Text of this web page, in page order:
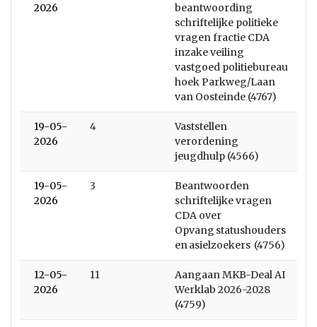
2026
beantwoording
schriftelijke politieke
vragen fractie CDA
inzake veiling
vastgoed politiebureau
hoek Parkweg/Laan
van Oosteinde (4767)
19-05-
2026
4
Vaststellen
verordening
jeugdhulp (4566)
19-05-
2026
3
Beantwoorden
schriftelijke vragen
CDA over
Opvang statushouders
en asielzoekers (4756)
12-05-
2026
11
Aangaan MKB-Deal AI
Werklab 2026-2028
(4759)